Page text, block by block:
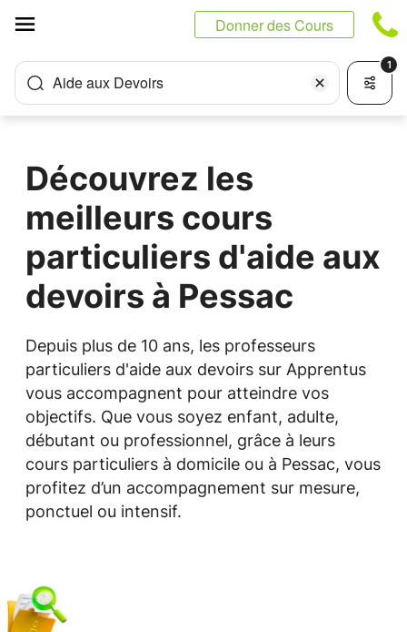
Donner des Cours
Aide aux Devoirs
1
Découvrez les
meilleurs cours
particuliers d'aide aux
devoirs à Pessac
Depuis plus de 10 ans, les professeurs
particuliers d'aide aux devoirs sur Apprentus
vous accompagnent pour atteindre vos
objectifs. Que vous soyez enfant, adulte,
débutant ou professionnel, grâce à leurs
cours particuliers à domicile ou à Pessac, vous
profitez d’un accompagnement sur mesure,
ponctuel ou intensif.